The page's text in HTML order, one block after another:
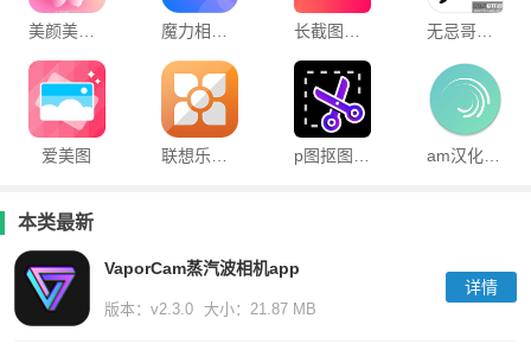
美颜美人相机app 无忌哥哥水印王app
爱美图 am汉化版凌风视频编辑器
本类最新
VaporCam蒸汽波相机app
版本：v2.3.0 大小：21.87 MB
详情